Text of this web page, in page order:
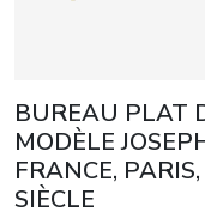
BUREAU PLAT
MODÈLE
FRANCE,
SIÈCLE